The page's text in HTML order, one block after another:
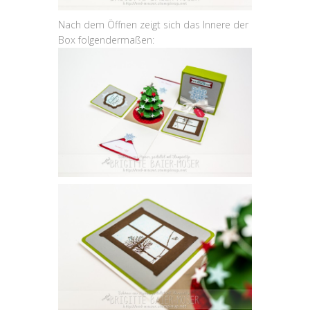
Nach dem Öffnen zeigt sich das Innere der
Box folgendermaßen: